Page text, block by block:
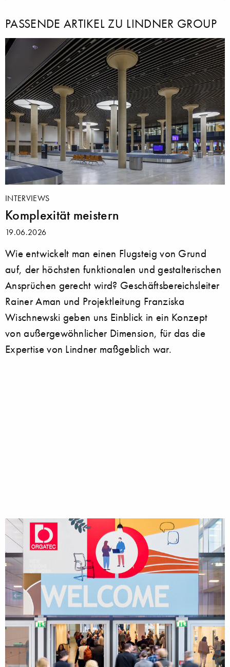
PASSENDE ARTIKEL ZU LINDNER GROUP
INTERVIEWS
Komplexität meistern
19.06.2026
Wie entwickelt man einen Flugsteig von Grund
auf, der höchsten funktionalen und gestalterischen
Ansprüchen gerecht wird? Geschäftsbereichsleiter
Rainer Aman und Projektleitung Franziska
Wischnewski geben uns Einblick in ein Konzept
von außergewöhnlicher Dimension, für das die
Expertise von Lindner maßgeblich war.